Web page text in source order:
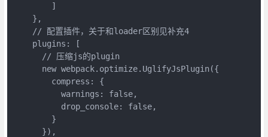
        ]
    },
    // 配置插件，关于和loader区别见补充4
    plugins: [
      // 压缩js的plugin
      new webpack.optimize.UglifyJsPlugin({
        compress: {
          warnings: false,
          drop_console: false,
        }
      }),